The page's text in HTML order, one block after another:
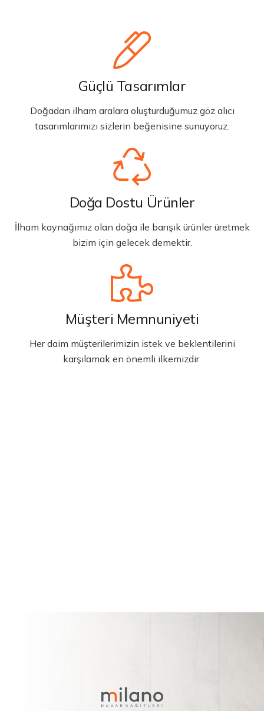
Güçlü Tasarımlar
Doğadan ilham aralara oluşturduğumuz göz alıcı
tasarımlarımızı sizlerin beğenisine sunuyoruz.
Doğa Dostu Ürünler
İlham kaynağımız olan doğa ile barışık ürünler üretmek
bizim için gelecek demektir.
Müşteri Memnuniyeti
Her daim müşterilerimizin istek ve beklentilerini
karşılamak en önemli ilkemizdir.